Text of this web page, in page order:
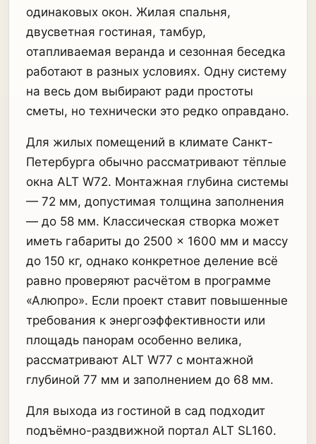
одинаковых окон. Жилая спальня,
двусветная гостиная, тамбур,
отапливаемая веранда и сезонная беседка
работают в разных условиях. Одну систему
на весь дом выбирают ради простоты
сметы, но технически это редко оправдано.
Для жилых помещений в климате Санкт-
Петербурга обычно рассматривают тёплые
окна ALT W72. Монтажная глубина системы
— 72 мм, допустимая толщина заполнения
— до 58 мм. Классическая створка может
иметь габариты до 2500 × 1600 мм и массу
до 150 кг, однако конкретное деление всё
равно проверяют расчётом в программе
«Алюпро». Если проект ставит повышенные
требования к энергоэффективности или
площадь панорам особенно велика,
рассматривают ALT W77 с монтажной
глубиной 77 мм и заполнением до 68 мм.
Для выхода из гостиной в сад подходит
подъёмно-раздвижной портал ALT SL160.